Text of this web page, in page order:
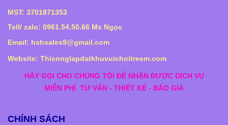
MST: 3701871353
Tell/ zalo: 0961.54.50.66 Ms Ngọc
Email: hshsales9@gmail.com
Website: Thiconglapdatkhuvuichoitreem.com
HÃY GỌI CHO CHÚNG TÔI ĐỂ NHẬN ĐƯỢC DỊCH VỤ
MIỄN PHÍ TƯ VẤN - THIẾT KẾ - BÁO GIÁ
CHÍNH SÁCH